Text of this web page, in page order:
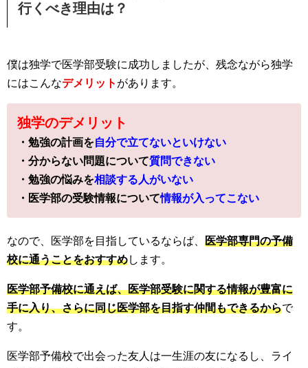
行くべき理由は？
僕は独学で医学部受験に成功しましたが、残念ながら独学
にはこんなデメリット があります。
独学のデメリット
・勉強の計画を自分で立てないといけない
・分からない問題について質問できない
・勉強の悩みを相談する人がいない
・医学部の受験情報について情報が入ってこない
なので、医学部を目指しているならば、 医学部専門の予備
校に通うことをおすすめします。
医学部予備校に通えば、医学部受験に関する情報が豊富に
手に入り、さらに同じ医学部を目指す仲間もできるからで
す。
医学部予備校で出会った友人は一生涯の友になるし、ライ